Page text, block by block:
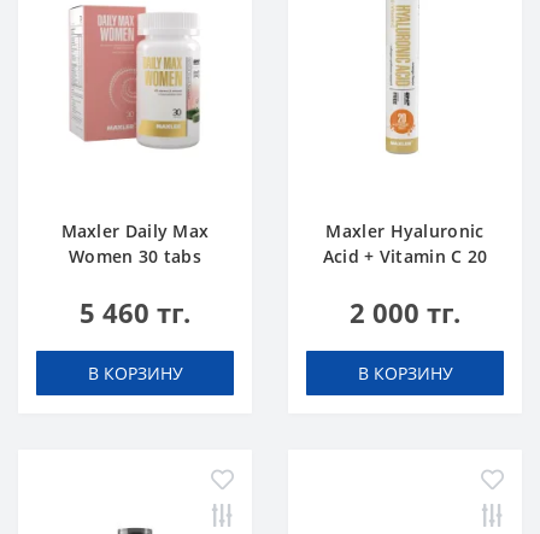
Maxler Daily Max
Women 30 tabs
5 460 тг.
В КОРЗИНУ
Maxler Hyaluronic
Acid + Vitamin C 20
2 000 тг.
В КОРЗИНУ